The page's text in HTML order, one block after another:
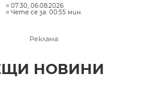
07:30, 06.08.2026
Чете се за: 00:55 мин.
Реклама
НОВИНИ